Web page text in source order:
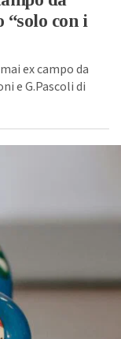
“solo con i
ex campo da
e G.Pascoli di